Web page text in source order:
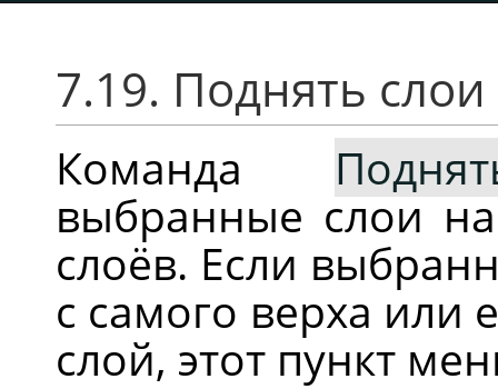
7.19. Поднять слои
Команда
выбранные слои
слоёв. Если
с самого верха или
слой, этот пункт